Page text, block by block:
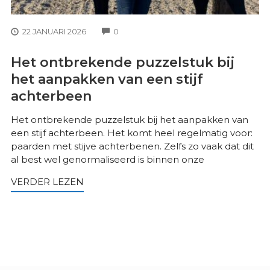
22 JANUARI 2026 0
Het ontbrekende puzzelstuk bij
het aanpakken van een stijf
achterbeen
Het ontbrekende puzzelstuk bij het aanpakken van
een stijf achterbeen. Het komt heel regelmatig voor:
paarden met stijve achterbenen. Zelfs zo vaak dat dit
al best wel genormaliseerd is binnen onze
VERDER LEZEN